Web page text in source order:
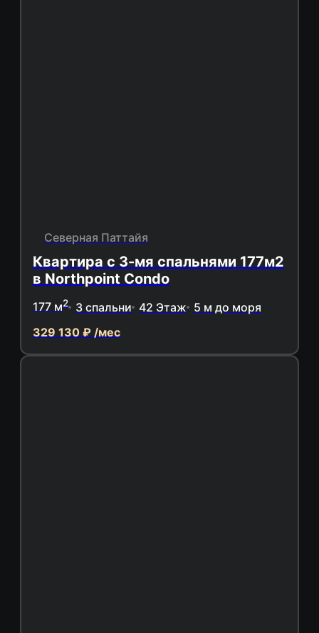
Северная Паттайя
Квартира с 3-мя спальнями 177м2
в Northpoint Condo
177 м2 3 спальни 42 Этаж 5 м до моря
329 130 ₽ /мес